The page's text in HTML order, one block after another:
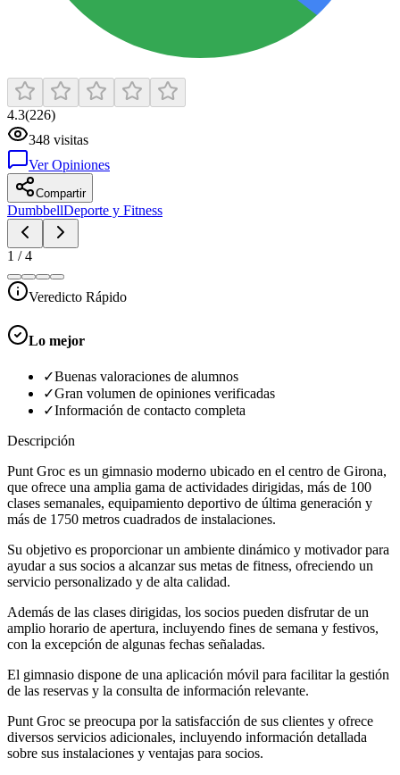
4.3(226)
348 visitas
Ver Opiniones
Compartir
DumbbellDeporte y Fitness
1 /4
Veredicto Rápido
Lo mejor
✓Buenas valoraciones de alumnos
✓Gran volumen de opiniones verificadas
✓Información de contacto completa
Descripción
Punt Groc es un gimnasio moderno ubicado en el centro de Girona,
que ofrece una amplia gama de actividades dirigidas, más de 100
clases semanales, equipamiento deportivo de última generación y
más de 1750 metros cuadrados de instalaciones.
Su objetivo es proporcionar un ambiente dinámico y motivador para
ayudar a sus socios a alcanzar sus metas de fitness, ofreciendo un
servicio personalizado y de alta calidad.
Además de las clases dirigidas, los socios pueden disfrutar de un
amplio horario de apertura, incluyendo fines de semana y festivos,
con la excepción de algunas fechas señaladas.
El gimnasio dispone de una aplicación móvil para facilitar la gestión
de las reservas y la consulta de información relevante.
Punt Groc se preocupa por la satisfacción de sus clientes y ofrece
diversos servicios adicionales, incluyendo información detallada
sobre sus instalaciones y ventajas para socios.